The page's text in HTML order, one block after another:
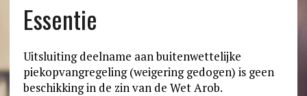
Essentie
Uitsluiting deelname aan buitenwettelijke
piekopvangregeling (weigering gedogen) is geen
beschikking in de zin van de Wet Arob.